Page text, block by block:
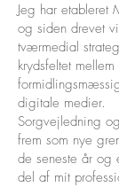
Jeg har etableret
og siden drevet
tværmedial
krydsfeltet
digitale medier.
Sorgvejledning
frem som nye
de seneste år og
del af mit